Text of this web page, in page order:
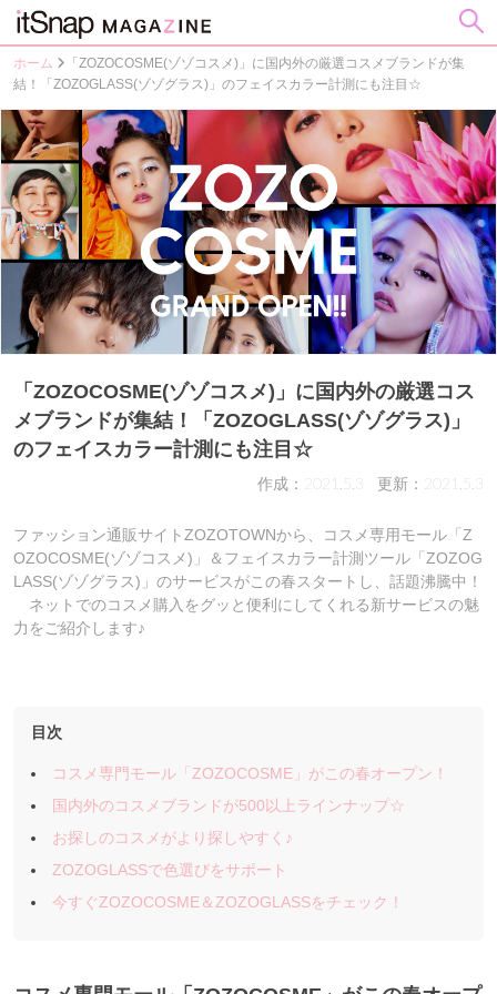
ホーム
「ZOZOCOSME(ゾゾコスメ)」に国内外の厳選コスメブランドが集
結！「ZOZOGLASS(ゾゾグラス)」のフェイスカラー計測にも注目☆
「ZOZOCOSME(ゾゾコスメ)」に国内外の厳選コス
メブランドが集結！「ZOZOGLASS(ゾゾグラス)」
のフェイスカラー計測にも注目☆
作成：2021.5.3 更新：2021.5.3
ファッション通販サイトZOZOTOWNから、コスメ専用モール「Z
OZOCOSME(ゾゾコスメ)」＆フェイスカラー計測ツール「ZOZOG
LASS(ゾゾグラス)」のサービスがこの春スタートし、話題沸騰中！
ネットでのコスメ購入をグッと便利にしてくれる新サービスの魅
力をご紹介します♪
目次
コスメ専門モール「ZOZOCOSME」がこの春オープン！
国内外のコスメブランドが500以上ラインナップ☆
お探しのコスメがより探しやすく♪
ZOZOGLASSで色選びをサポート
今すぐZOZOCOSME＆ZOZOGLASSをチェック！